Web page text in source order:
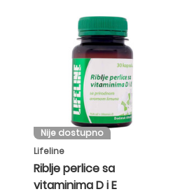
Nije dostupno
Lifeline
Riblje perlice sa
vitaminima D i E